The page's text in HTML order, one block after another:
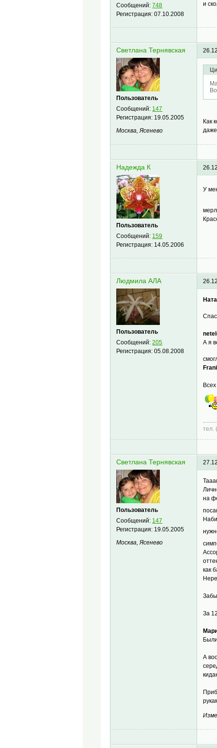
Сообщений:748
Регистрация:07.10.2008
и
Светлана Тернявская
Пользователь
Сообщений: 147
Регистрация: 19.05.2005
Москва, Ясенево
Как
Надежда К
Пользователь
Сообщений: 159
Регистрация: 14.05.2006
У
Людмила АЛА
Пользователь
Сообщений:205
Регистрация:05.08.2008
А я
тел.
Светлана Тернявская
Пользователь
Сообщений: 147
Регистрация: 19.05.2005
Москва, Ясенево
на
как
За
А